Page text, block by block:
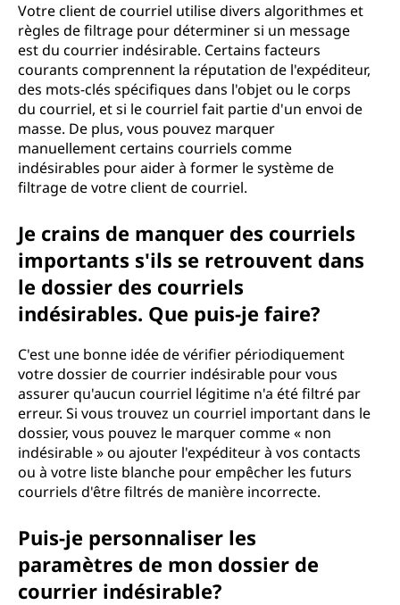
Votre client de courriel utilise divers algorithmes et
règles de filtrage pour déterminer si un message
est du courrier indésirable. Certains facteurs
courants comprennent la réputation de l'expéditeur,
des mots-clés spécifiques dans l'objet ou le corps
du courriel, et si le courriel fait partie d'un envoi de
masse. De plus, vous pouvez marquer
manuellement certains courriels comme
indésirables pour aider à former le système de
filtrage de votre client de courriel.
Je crains de manquer des courriels
importants s'ils se retrouvent dans
le dossier des courriels
indésirables. Que puis-je faire?
C'est une bonne idée de vérifier périodiquement
votre dossier de courrier indésirable pour vous
assurer qu'aucun courriel légitime n'a été filtré par
erreur. Si vous trouvez un courriel important dans le
dossier, vous pouvez le marquer comme « non
indésirable » ou ajouter l'expéditeur à vos contacts
ou à votre liste blanche pour empêcher les futurs
courriels d'être filtrés de manière incorrecte.
Puis-je personnaliser les
paramètres de mon dossier de
courrier indésirable?